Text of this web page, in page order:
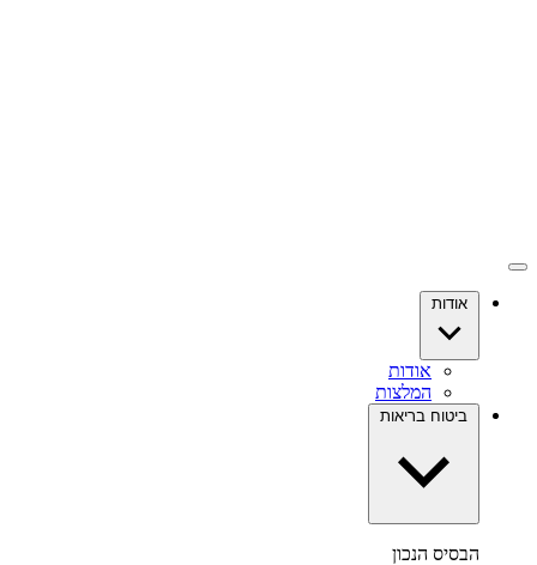
אודות
אודות
המלצות
ביטוח בריאות
הבסיס הנכון